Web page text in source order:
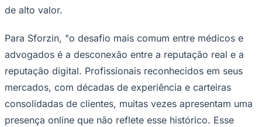
de alto valor.
Para Sforzin, "o desafio mais comum entre médicos e
advogados é a desconexão entre a reputação real e a
reputação digital. Profissionais reconhecidos em seus
mercados, com décadas de experiência e carteiras
consolidadas de clientes, muitas vezes apresentam uma
presença online que não reflete esse histórico. Esse